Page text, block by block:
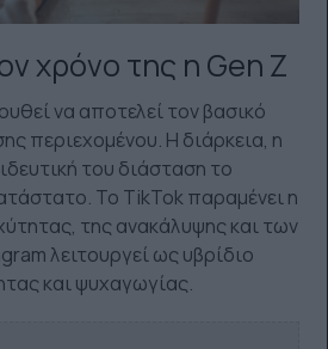
χρόνο της η Gen Z
να αποτελεί τον βασικό
περιεχομένου. Η διάρκεια, η
του διάσταση το
Το TikTok παραμένει η
της ανακάλυψης και των
λειτουργεί ως υβρίδιο
και ψυχαγωγίας.